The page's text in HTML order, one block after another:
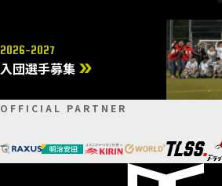
2026-2027
入団選手募集
OFFICIAL PARTNER